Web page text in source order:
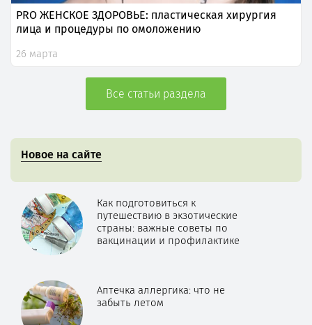
PRO ЖЕНСКОЕ ЗДОРОВЬЕ: пластическая хирургия
лица и процедуры по омоложению
26 марта
Все статьи раздела
Новое на сайте
Как подготовиться к
путешествию в экзотические
страны: важные советы по
вакцинации и профилактике
Аптечка аллергика: что не
забыть летом